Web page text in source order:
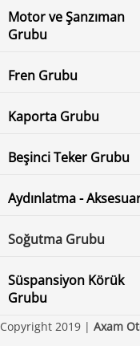
Motor ve Şanzıman
Grubu
Fren Grubu
Kaporta Grubu
Beşinci Teker Grubu
Aydınlatma -
Soğutma Grubu
Süspansiyon Körük
Grubu
Copyright 2019 | Axam